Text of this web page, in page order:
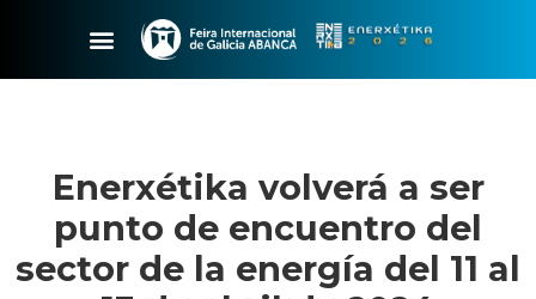
Enerxétika volverá a ser
punto de encuentro del
sector de la energía del 11 al